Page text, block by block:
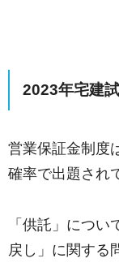
2023年宅建
営業保証金制度
確率で出題され
「供託」につ
戻し」に関する